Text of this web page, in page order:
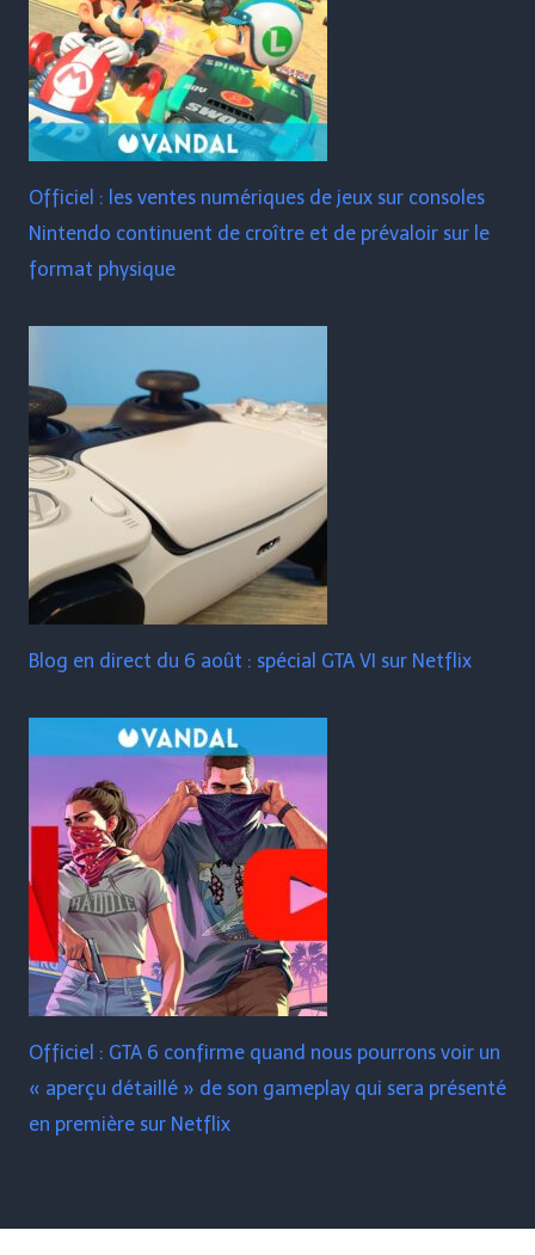
Officiel : les ventes numériques de jeux sur consoles
Nintendo continuent de croître et de prévaloir sur le
format physique
Blog en direct du 6 août : spécial GTA VI sur Netflix
Officiel : GTA 6 confirme quand nous pourrons voir un
« aperçu détaillé » de son gameplay qui sera présenté
en première sur Netflix